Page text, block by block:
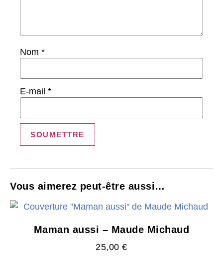
Nom *
E-mail *
Vous aimerez peut-être aussi…
Maman aussi – Maude Michaud
25,00€